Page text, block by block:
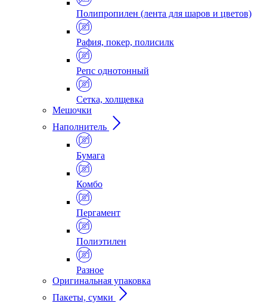
Полипропилен (лента для шаров и цветов)
Рафия, покер, полисилк
Репс однотонный
Сетка, холщевка
Мешочки
Наполнитель
Бумага
Комбо
Пергамент
Полиэтилен
Разное
Оригинальная упаковка
Пакеты, сумки